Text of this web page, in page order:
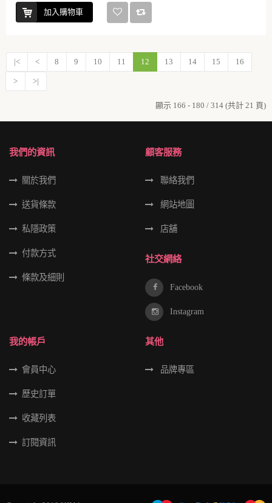
加入購物車
|< < 8 9 10 11 12 13 14 15 16
> >|
顯示 166 - 180 / 314 (共計 21 頁)
我們的資訊
關於我們
送貨條款
私隱政策
付款方式
條款及細則
顧客服務
聯絡我們
網站地圖
店舖
社交網絡
Facebook
Instagram
我的帳戶
會員中心
歷史訂單
收藏列表
訂閱資訊
其他
品牌專區